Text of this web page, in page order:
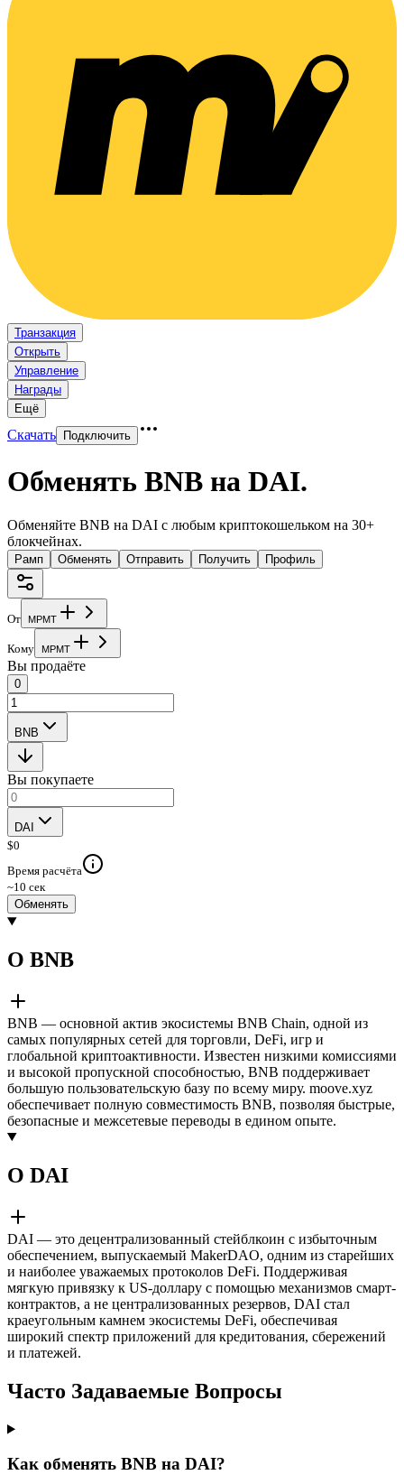
Транзакция
Открыть
Управление
Награды
Ещё
Скачать Подключить
Обменять BNB на DAI.
Обменяйте BNB на DAI с любым криптокошельком на 30+
блокчейнах.
Рамп Обменять Отправить Получить Профиль
От MPMT
Кому MPMT
Вы продаёте
0
BNB
Вы покупаете
DAI
$0
Время расчёта
~10 сек
Обменять
О BNB
BNB — основной актив экосистемы BNB Chain, одной из
самых популярных сетей для торговли, DeFi, игр и
глобальной криптоактивности. Известен низкими комиссиями
и высокой пропускной способностью, BNB поддерживает
большую пользовательскую базу по всему миру. moove.xyz
обеспечивает полную совместимость BNB, позволяя быстрые,
безопасные и межсетевые переводы в едином опыте.
О DAI
DAI — это децентрализованный стейблкоин с избыточным
обеспечением, выпускаемый MakerDAO, одним из старейших
и наиболее уважаемых протоколов DeFi. Поддерживая
мягкую привязку к US-доллару с помощью механизмов смарт-
контрактов, а не централизованных резервов, DAI стал
краеугольным камнем экосистемы DeFi, обеспечивая
широкий спектр приложений для кредитования, сбережений
и платежей.
Часто Задаваемые Вопросы
Как обменять BNB на DAI?